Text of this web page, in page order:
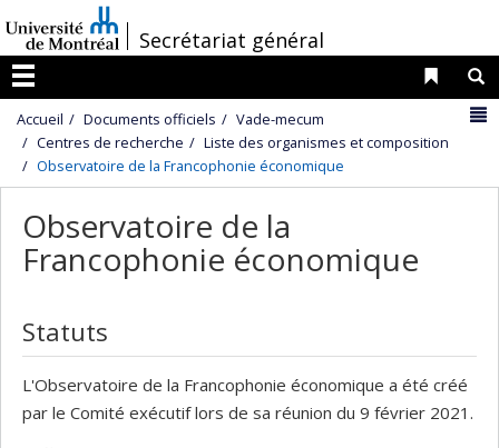
au
contenu
/
Secrétariat général
Menu
Liens
Accueil Documents officiels
Vade-mecum
Centres de recherche
Liste des organismes et composition
Observatoire de la Francophonie économique
Observatoire de la
Francophonie économique
Statuts
L'Observatoire de la Francophonie économique a été créé
par le Comité exécutif lors de sa réunion du 9 février 2021.